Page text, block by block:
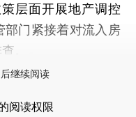
层面开展地产调控
部门紧接着对流入房
。
继续阅读
阅读权限